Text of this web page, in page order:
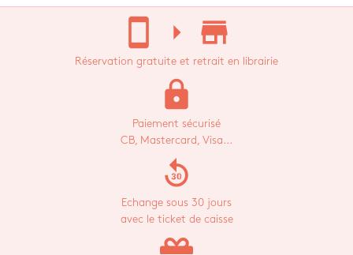
stay_current_portrait arrow_right store_mall_directory
Réservation gratuite et retrait en librairie
lock
Paiement sécurisé
CB, Mastercard, Visa...
replay_30
Echange sous 30 jours
avec le ticket de caisse